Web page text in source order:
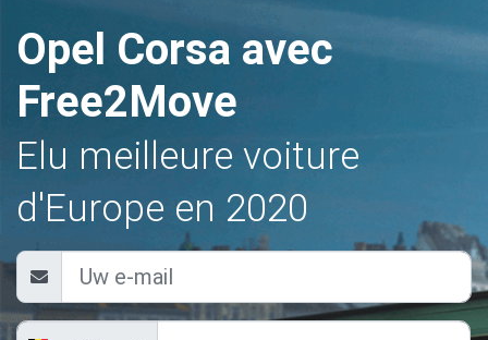
Opel Corsa avec
Free2Move
Elu meilleure voiture
d'Europe en 2020